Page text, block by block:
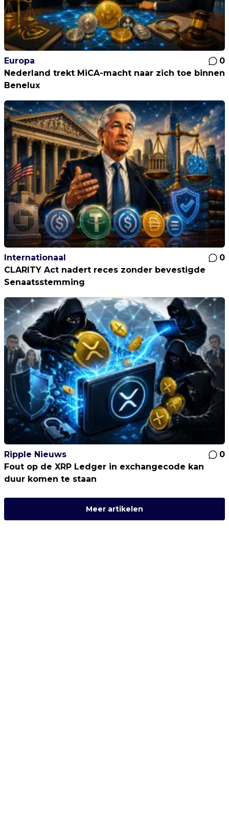
Europa
0
Nederland trekt MiCA-macht naar zich toe binnen
Benelux
Internationaal
0
CLARITY Act nadert reces zonder bevestigde
Senaatsstemming
Ripple Nieuws
0
Fout op de XRP Ledger in exchangecode kan
duur komen te staan
Meer artikelen